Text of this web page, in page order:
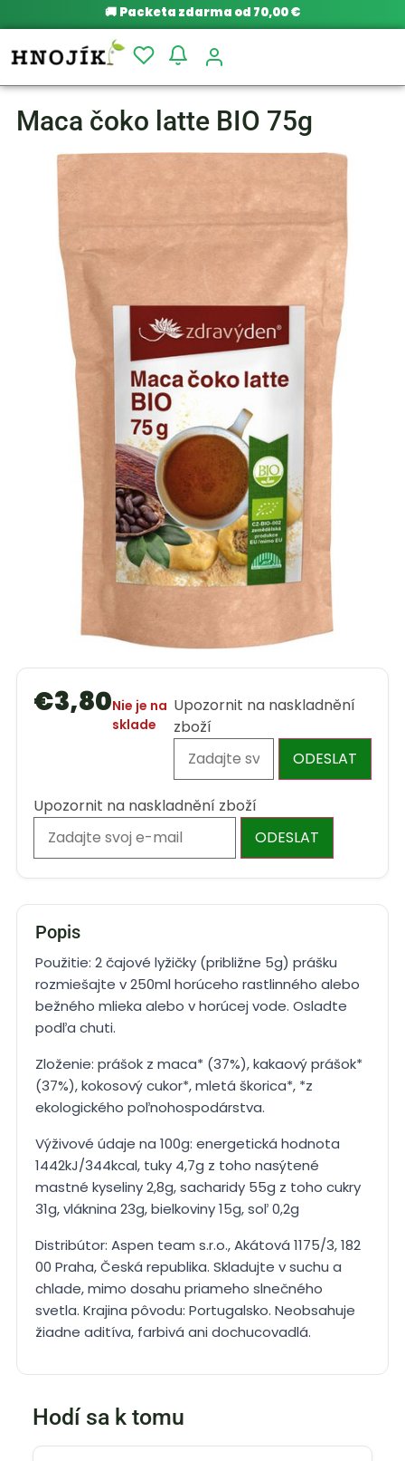
🚚 Packeta zdarma od 70,00 €
Maca čoko latte BIO 75g
€3,80Nie je na
sklade
Upozornit na naskladnění
zboží
ODESLAT
Upozornit na naskladnění zboží
ODESLAT
Popis
Použitie: 2 čajové lyžičky (približne 5g) prášku
rozmiešajte v 250ml horúceho rastlinného alebo
bežného mlieka alebo v horúcej vode. Osladte
podľa chuti.
Zloženie: prášok z maca* (37%), kakaový prášok*
(37%), kokosový cukor*, mletá škorica*, *z
ekologického poľnohospodárstva.
Výživové údaje na 100g: energetická hodnota
1442kJ/344kcal, tuky 4,7g z toho nasýtené
mastné kyseliny 2,8g, sacharidy 55g z toho cukry
31g, vláknina 23g, bielkoviny 15g, soľ 0,2g
Distribútor: Aspen team s.r.o., Akátová 1175/3, 182
00 Praha, Česká republika. Skladujte v suchu a
chlade, mimo dosahu priameho slnečného
svetla. Krajina pôvodu: Portugalsko. Neobsahuje
žiadne aditíva, farbivá ani dochucovadlá.
Hodí sa k tomu